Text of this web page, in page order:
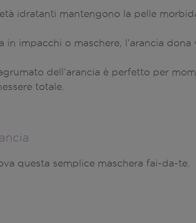
idratanti mantengono la pelle
in impacchi o maschere, l’arancia dona
dell’arancia è perfetto per
totale.
questa semplice maschera fai-da-te.